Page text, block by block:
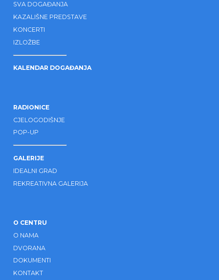
SVA DOGAĐANJA
KAZALIŠNE PREDSTAVE
KONCERTI
IZLOŽBE
KALENDAR DOGAĐANJA
RADIONICE
CJELOGODIŠNJE
POP-UP
GALERIJE
IDEALNI GRAD
REKREATIVNA GALERIJA
O CENTRU
O NAMA
DVORANA
DOKUMENTI
KONTAKT